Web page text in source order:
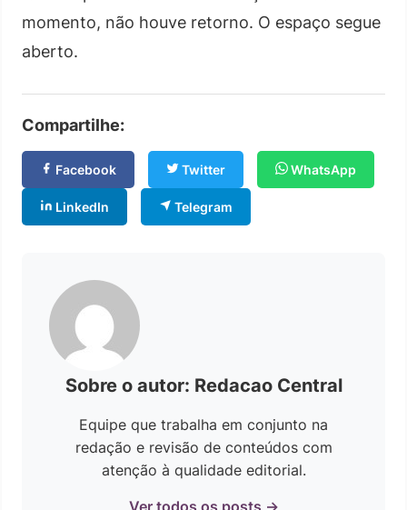
momento, não houve retorno. O espaço segue
aberto.
Compartilhe:
Facebook Twitter WhatsApp
LinkedIn Telegram
Sobre o autor: Redacao Central
Equipe que trabalha em conjunto na
redação e revisão de conteúdos com
atenção à qualidade editorial.
Ver todos os posts →